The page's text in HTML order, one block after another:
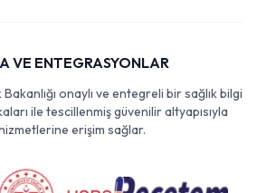
VE ENTEGRASYONLAR
onaylı ve entegreli bir sağlık bilgi
ile tescillenmiş güvenilir altyapısıyla
erişim sağlar.